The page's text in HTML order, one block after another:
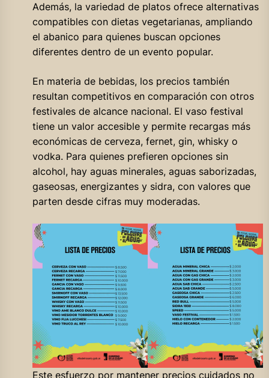
Además, la variedad de platos ofrece alternativas
compatibles con dietas vegetarianas, ampliando
el abanico para quienes buscan opciones
diferentes dentro de un evento popular.
En materia de bebidas, los precios también
resultan competitivos en comparación con otros
festivales de alcance nacional. El vaso festival
tiene un valor accesible y permite recargas más
económicas de cerveza, fernet, gin, whisky o
vodka. Para quienes prefieren opciones sin
alcohol, hay aguas minerales, aguas saborizadas,
gaseosas, energizantes y sidra, con valores que
parten desde cifras muy moderadas.
Este esfuerzo por mantener precios cuidados no